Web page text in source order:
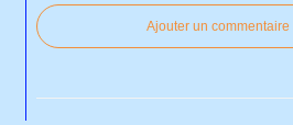
Ajouter un commentaire